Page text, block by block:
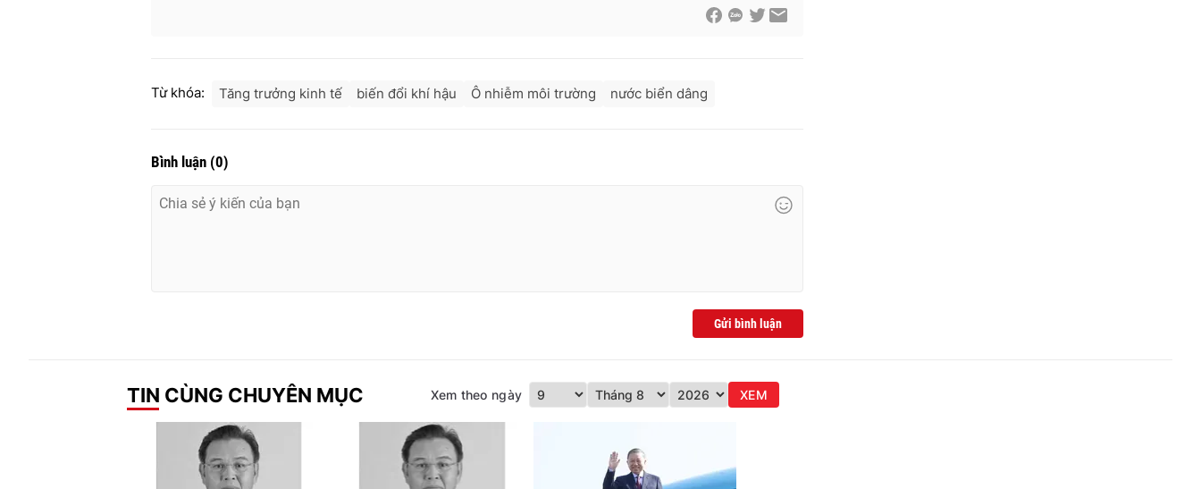
Từ khóa: Tăng trưởng kinh tế biến đổi khí hậu Ô nhiễm môi trường nước biển dâng
Bình luận (0)
Gửi bình luận
TIN CÙNG CHUYÊN MỤC Xem theo ngày XEM